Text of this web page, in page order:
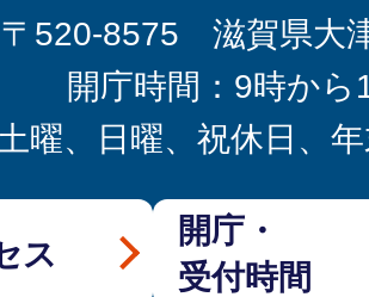
〒520-8575 滋賀県大
開庁時間：9時から
土曜、日曜、祝休日、
ス
開庁・
受付時間